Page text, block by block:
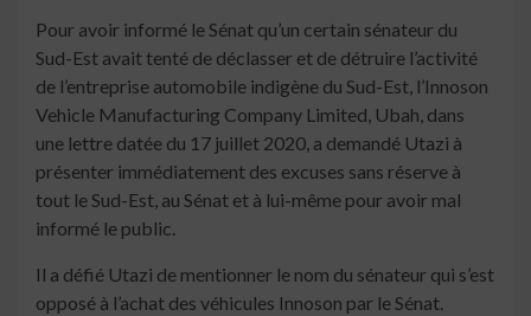
Pour avoir informé le Sénat qu’un certain sénateur du
Sud-Est avait tenté de déclasser et de détruire l’activité
de l’entreprise automobile indigène du Sud-Est, l’Innoson
Vehicle Manufacturing Company Limited, Ubah, dans
une lettre datée du 17 juillet 2020, a demandé Utazi à
présenter immédiatement des excuses sans réserve à
tout le Sud-Est, au Sénat et à lui-même pour avoir mal
informé le public.
Il a défié Utazi de mentionner le nom du sénateur qui s’est
opposé à l’achat des véhicules Innoson par le Sénat.